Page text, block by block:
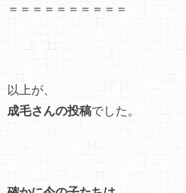
＝＝＝＝＝＝＝＝＝＝
以上が、
成毛さんの投稿でした。